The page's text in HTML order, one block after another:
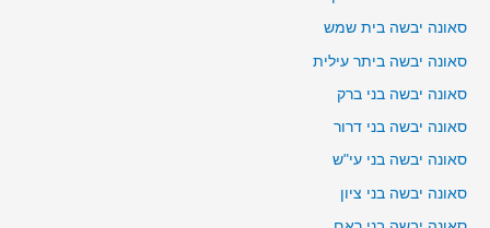
סאונה יבשה בית שמש
סאונה יבשה ביתר עילית
סאונה יבשה בני ברק
סאונה יבשה בני דרור
סאונה יבשה בני עי"ש
סאונה יבשה בני ציון